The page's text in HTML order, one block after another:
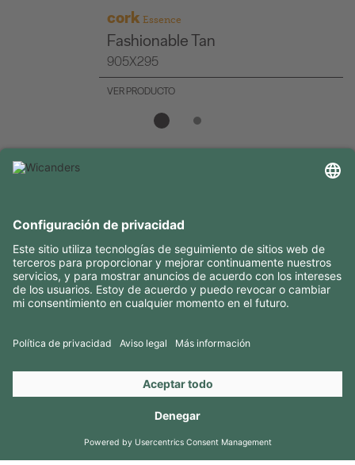
cork Essence
Fashionable Tan
905X295
VER PRODUCTO
CONTACTOS
SÍGANOS EN
Copyright 2026 © Amorim Cork Solutions. All rights reserved.
byWebcomum